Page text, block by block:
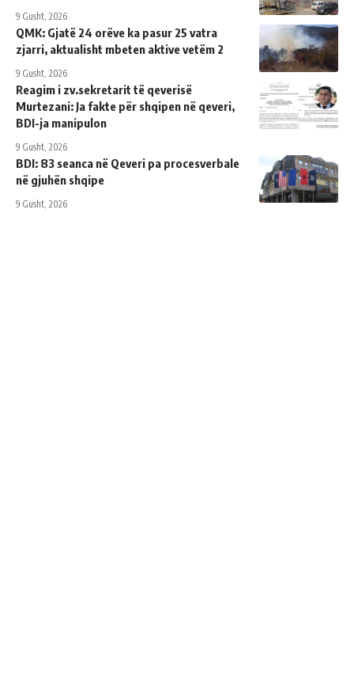
9 Gusht, 2026
QMK: Gjatë 24 orëve ka pasur 25 vatra
zjarri, aktualisht mbeten aktive vetëm 2
9 Gusht, 2026
Reagim i zv.sekretarit të qeverisë
Murtezani: Ja fakte për shqipen në qeveri,
BDI-ja manipulon
9 Gusht, 2026
BDI: 83 seanca në Qeveri pa procesverbale
në gjuhën shqipe
9 Gusht, 2026